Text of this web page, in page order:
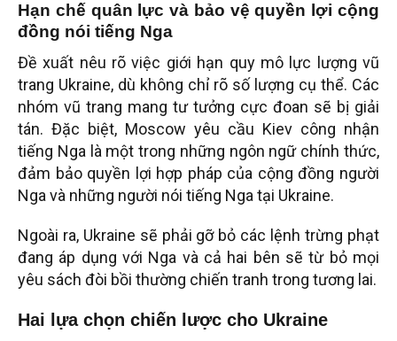
Hạn chế quân lực và bảo vệ quyền lợi cộng
đồng nói tiếng Nga
Đề xuất nêu rõ việc giới hạn quy mô lực lượng vũ
trang Ukraine, dù không chỉ rõ số lượng cụ thể. Các
nhóm vũ trang mang tư tưởng cực đoan sẽ bị giải
tán. Đặc biệt, Moscow yêu cầu Kiev công nhận
tiếng Nga là một trong những ngôn ngữ chính thức,
đảm bảo quyền lợi hợp pháp của cộng đồng người
Nga và những người nói tiếng Nga tại Ukraine.
Ngoài ra, Ukraine sẽ phải gỡ bỏ các lệnh trừng phạt
đang áp dụng với Nga và cả hai bên sẽ từ bỏ mọi
yêu sách đòi bồi thường chiến tranh trong tương lai.
Hai lựa chọn chiến lược cho Ukraine